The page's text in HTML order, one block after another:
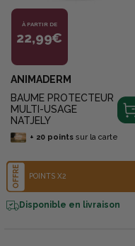
À PARTIR DE
22,99€
ANIMADERM
BAUME PROTECTEUR
MULTI-USAGE
NATJELY
+ 20pointssur la carte
OFFRE POINTS X2
Disponible en livraison